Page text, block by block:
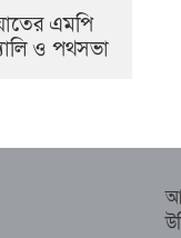
এমপি
ও পথসভা